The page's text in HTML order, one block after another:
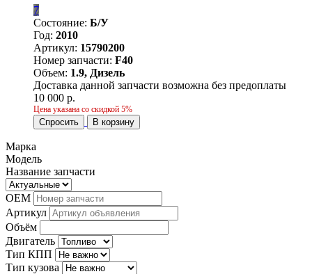
7
Состояние: Б/У
Год: 2010
Артикул: 15790200
Номер запчасти: F40
Объем: 1.9, Дизель
Доставка данной запчасти возможна без предоплаты
10 000 р.
Цена указана со скидкой 5%
Спросить В корзину
Марка
Модель
Название запчасти
OEM
Артикул
Объём
Двигатель
Тип КПП
Тип кузова